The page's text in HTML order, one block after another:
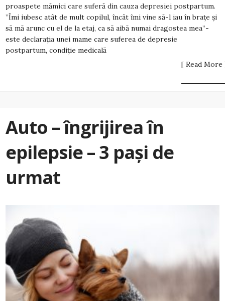
proaspete mămici care suferă din cauza depresiei postpartum.
”Îmi iubesc atât de mult copilul, încât îmi vine să-l iau în brațe și
să mă arunc cu el de la etaj, ca să aibă numai dragostea mea”-
este declarația unei mame care suferea de depresie
postpartum, condiție medicală
[ Read More
Auto – îngrijirea în
epilepsie – 3 pași de
urmat